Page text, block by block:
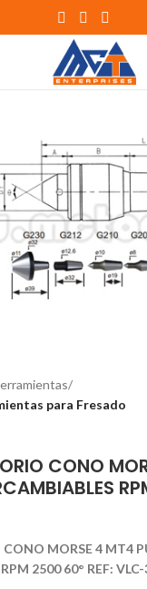
para Fresado
CONO
MORSE 4 MT4
2500 60° REF: